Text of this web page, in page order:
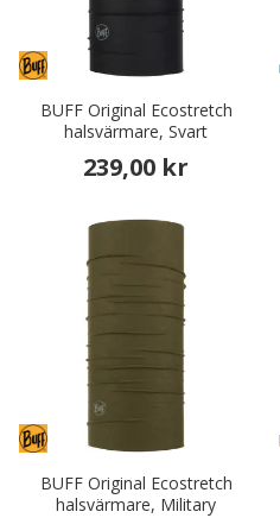
BUFF Original Ecostretch
halsvärmare, Svart
239,00 kr
BUFF Original Ecostretch
halsvärmare, Military